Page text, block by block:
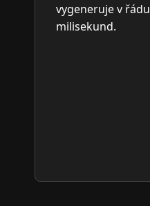
vygeneruje v řádu
milisekund.